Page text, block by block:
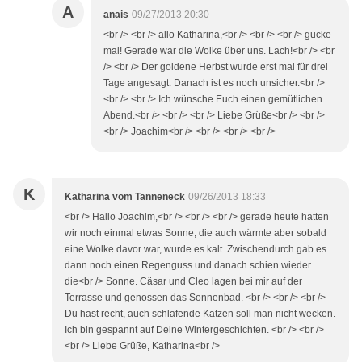
A anais 09/27/2013 20:30
<br /> <br /> allo Katharina,<br /> <br /> <br /> gucke
mal! Gerade war die Wolke über uns. Lach!<br /> <br
/> <br /> Der goldene Herbst wurde erst mal für drei
Tage angesagt. Danach ist es noch unsicher.<br />
<br /> <br /> Ich wünsche Euch einen gemütlichen
Abend.<br /> <br /> <br /> Liebe Grüße<br /> <br />
<br /> Joachim<br /> <br /> <br /> <br />
K Katharina vom Tanneneck 09/26/2013 18:33
<br /> Hallo Joachim,<br /> <br /> <br /> gerade heute hatten
wir noch einmal etwas Sonne, die auch wärmte aber sobald
eine Wolke davor war, wurde es kalt. Zwischendurch gab es
dann noch einen Regenguss und danach schien wieder
die<br /> Sonne. Cäsar und Cleo lagen bei mir auf der
Terrasse und genossen das Sonnenbad. <br /> <br /> <br />
Du hast recht, auch schlafende Katzen soll man nicht wecken.
Ich bin gespannt auf Deine Wintergeschichten. <br /> <br />
<br /> Liebe Grüße, Katharina<br />